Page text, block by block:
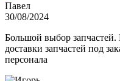
Павел
30/08/2024
Большой выбор
доставки запчастей под
персонала